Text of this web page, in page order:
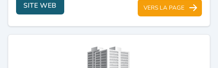
SITE WEB VERS LA PAGE